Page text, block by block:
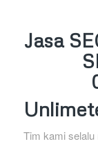
Jasa
Tim kami